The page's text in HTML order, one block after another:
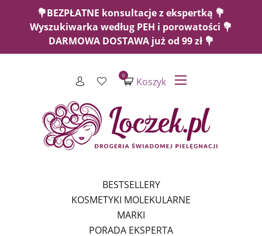
💐BEZPŁATNE konsultacje z ekspertką 💐
Wyszukiwarka według PEH i porowatości 💐
DARMOWA DOSTAWA już od 99 zł 💐
Koszyk
0
BESTSELLERY
KOSMETYKI MOLEKULARNE
MARKI
PORADA EKSPERTA